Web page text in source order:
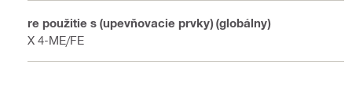
Pre použitie s (upevňovacie prvky) (globálny)
BX 4-ME/FE